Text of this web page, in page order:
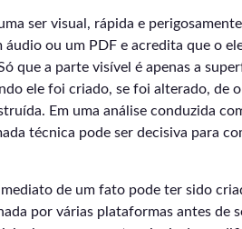
ser visual, rápida e
ou um PDF e acredita que o
que a parte visível é apenas a
ele foi criado, se foi alterado, de
Em uma análise conduzida
técnica pode ser decisiva para
de um fato pode ter sido
por várias plataformas antes de